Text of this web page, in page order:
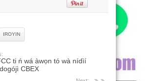
IROYIN
ti ń wá àwọn tó wà nídìí
CBEX